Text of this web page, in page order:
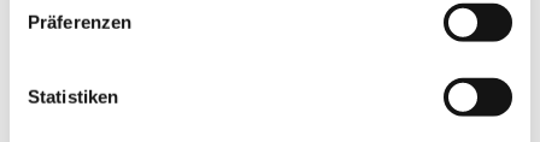
Präferenzen
Statistiken